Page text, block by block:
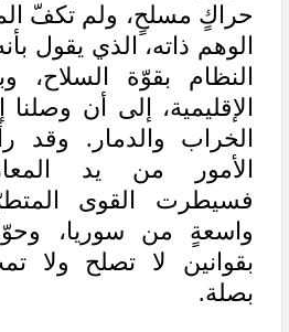
حراكٍ مسلحٍ، ولم تكفّ
الوهم ذاته، الذي يقول
النظام بقوّة السلاح،
الإقليمية، إلى أن
الخراب والدمار. وقد
الأمور من يد
فسيطرت القوى
واسعةٍ من سوريا،
بقوانين لا تصلح ولا
بصلة.